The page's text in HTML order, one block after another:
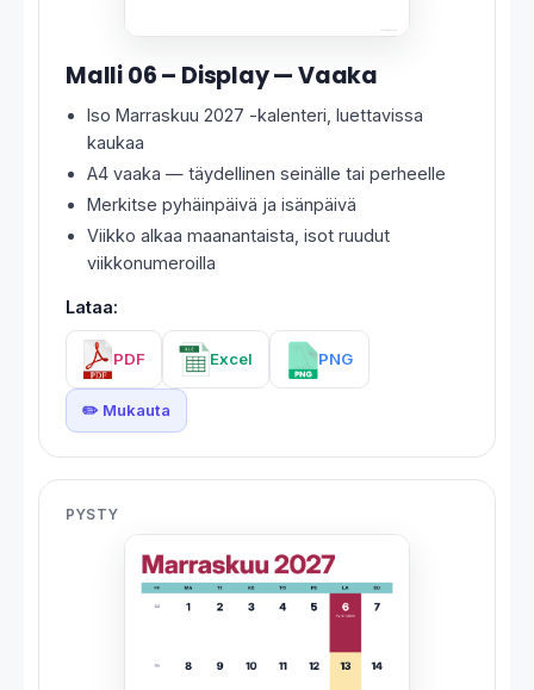
Malli 06 – Display — Vaaka
Iso Marraskuu 2027 -kalenteri, luettavissa
kaukaa
A4 vaaka — täydellinen seinälle tai perheelle
Merkitse pyhäinpäivä ja isänpäivä
Viikko alkaa maanantaista, isot ruudut
viikkonumeroilla
Lataa:
PDF Excel PNG
✏️ Mukauta
PYSTY